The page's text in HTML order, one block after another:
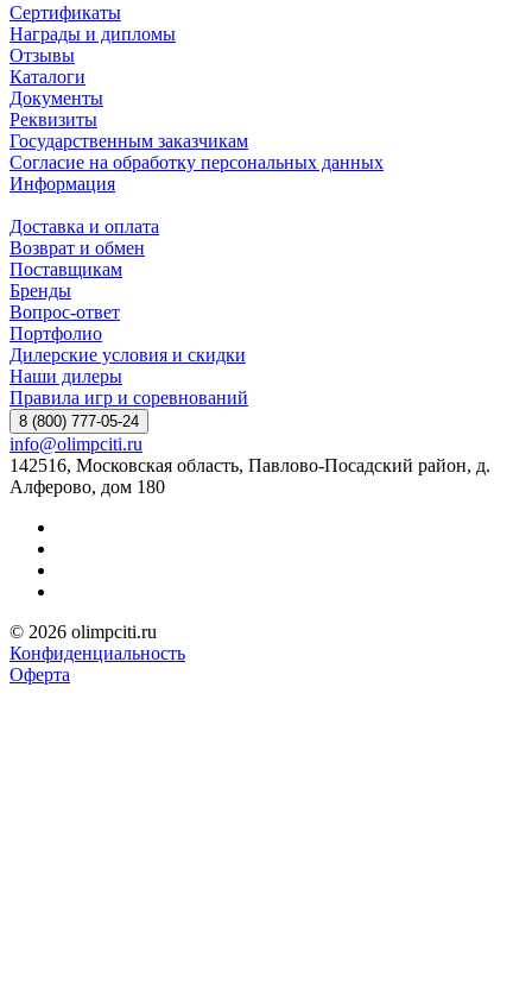
Сертификаты
Награды и дипломы
Отзывы
Каталоги
Документы
Реквизиты
Государственным заказчикам
Согласие на обработку персональных данных
Информация
Доставка и оплата
Возврат и обмен
Поставщикам
Бренды
Вопрос-ответ
Портфолио
Дилерские условия и скидки
Наши дилеры
Правила игр и соревнований
8 (800) 777-05-24
info@olimpciti.ru
142516, Московская область, Павлово-Посадский район, д.
Алферово, дом 180
© 2026 olimpciti.ru
Конфиденциальность
Оферта